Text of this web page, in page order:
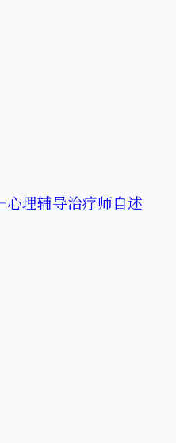
理辅导治疗师自述